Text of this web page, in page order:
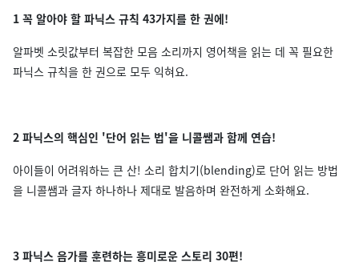
1 꼭 알아야 할 파닉스 규칙 43가지를 한 권에!
알파벳 소릿값부터 복잡한 모음 소리까지 영어책을 읽는 데 꼭 필요한
파닉스 규칙을 한 권으로 모두 익혀요.
2 파닉스의 핵심인 '단어 읽는 법'을 니콜쌤과 함께 연습!
아이들이 어려워하는 큰 산! 소리 합치기(blending)로 단어 읽는 방법
을 니콜쌤과 글자 하나하나 제대로 발음하며 완전하게 소화해요.
3 파닉스 음가를 훈련하는 흥미로운 스토리 30편!